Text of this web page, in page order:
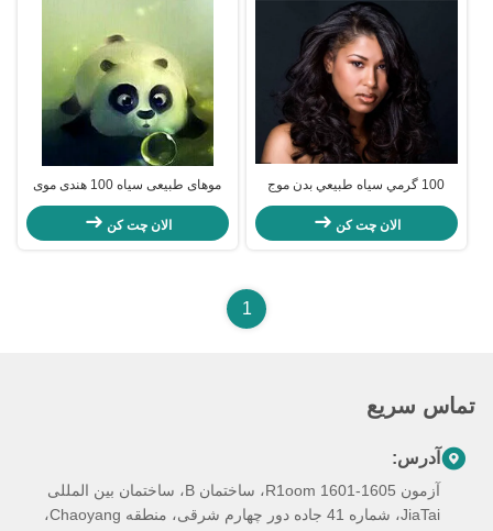
100 گرمي سياه طبيعي بدن موج
هندي موهاي موي پيچيده انسان بدون
پيچيده 5A
الان چت کن
موهای طبیعی سیاه 100 هندی موی
موی موی انسانی 14 - 28 " ، موی
موی موی انسانی 1111
الان چت کن
1
تماس سریع
آدرس:
آزمون R1oom 1601-1605، ساختمان B، ساختمان بین المللی
JiaTai، شماره 41 جاده دور چهارم شرقی، منطقه Chaoyang،